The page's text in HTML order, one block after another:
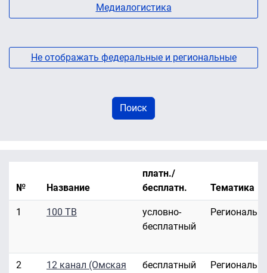
Медиалогистика
Не отображать федеральные и региональные
№ Название
платн./
бесплатн.
Тематика
1 100 ТВ
условно-
бесплатный
2
12 канал (Омская
бесплатный